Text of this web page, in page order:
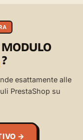
?
esattamente alle
PrestaShop su
→